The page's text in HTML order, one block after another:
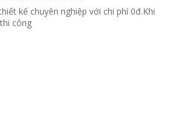
kế chuyên nghiệp với chi phí 0đ.Khi
công